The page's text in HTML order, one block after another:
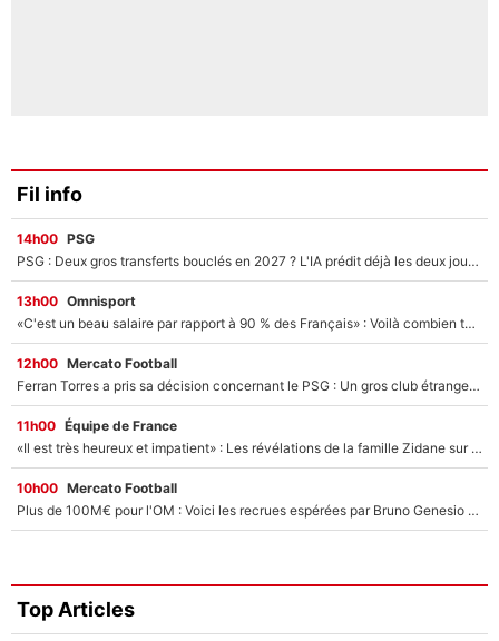
Fil info
14h00 PSG
PSG : Deux gros transferts bouclés en 2027 ? L'IA prédit déjà les deux joueurs qui pourraient rejoindre Luis Enrique !
13h00 Omnisport
«C'est un beau salaire par rapport à 90 % des Français» : Voilà combien touchait Nelson Monfort sur France Télévisions avant de rejoindre CNews
12h00 Mercato Football
Ferran Torres a pris sa décision concernant le PSG : Un gros club étranger prêt à relancer le feuilleton pour la signature du champion du monde 2026 !
11h00 Équipe de France
«Il est très heureux et impatient» : Les révélations de la famille Zidane sur sa prise de pouvoir en équipe de France !
10h00 Mercato Football
Plus de 100M€ pour l'OM : Voici les recrues espérées par Bruno Genesio et Grégory Lorenzi après l’opération dégraissage
Top Articles